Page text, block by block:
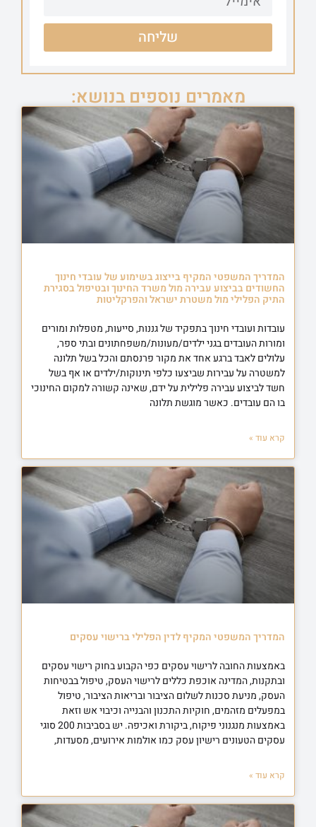
שליחה
מאמרים נוספים בנושא:
המדריך המשפטי המקיף בייצוג בשימוע של עובדי חינוך
החשודים בביצוע עבירה מול משרד החינוך ובטיפול בסגירת
התיק הפלילי מול משטרת ישראל והפרקליטות
עובדות ועובדי חינוך בתפקיד של גננות, סייעות, מטפלות ומורים
ומורות העובדים בגני ילדים/מעונות/משפחתונים ובתי ספר,
עלולים לאבד ברגע אחד את מקור פרנסתם והכל בשל תלונה
למשטרה על עבירות שביצעו כלפי תינוקות/ילדים או אף בשל
חשד לביצוע עבירה פלילית על ידם, שאינה קשורה למקום החינוכי
בו הם עובדים. כאשר מוגשת תלונה
קרא עוד »
המדריך המשפטי המקיף לדין הפלילי ברישוי עסקים
באמצעות החובה לרישוי עסקים כפי הקבוע בחוק רישוי עסקים
ובתקנות, המדינה אוכפת כללים לרישוי העסק, טיפול בבטיחות
העסק, מניעת סכנות לשלום הציבור ובריאות הציבור, טיפול
במפעלים מזהמים, חוקיות התכנון והבנייה וכיבוי אש וזאת
באמצעות מנגנוני פיקוח, ביקורת ואכיפה. יש בסביבות 200 סוגי
עסקים הטעונים רישיון עסק כמו אולמות אירועים, מסעדות,
קרא עוד »